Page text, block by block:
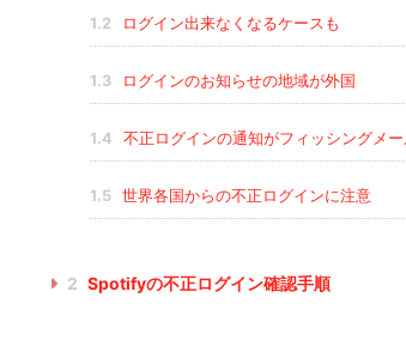
1.2 ログイン出来なくなるケースも
1.3 ログインのお知らせの地域が外国
1.4 不正ログインの通知がフィッシングメ
1.5 世界各国からの不正ログインに注意
2 Spotifyの不正ログイン確認手順